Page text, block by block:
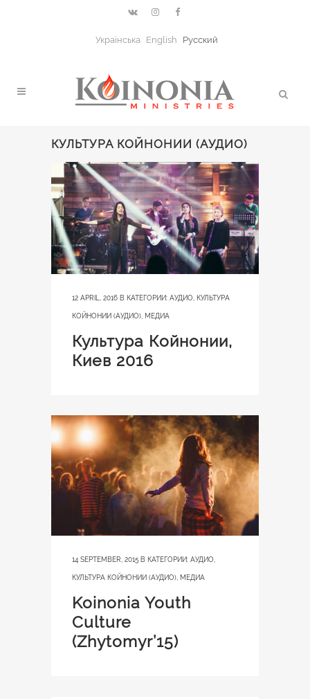
Українська English Русский
КУЛЬТУРА КОЙНОНИИ (АУДИО)
12 APRIL, 2016 В КАТЕГОРИИ: АУДИО КУЛЬТУРА
КОЙНОНИИ (АУДИО) МЕДИА
Культура Койнонии,
Киев 2016
14 SEPTEMBER, 2015 В КАТЕГОРИИ: АУДИО
КУЛЬТУРА КОЙНОНИИ (АУДИО) МЕДИА
Koinonia Youth
Culture
(Zhytomyr’15)